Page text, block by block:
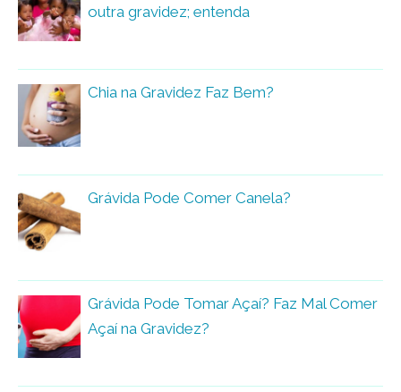
outra gravidez; entenda
Chia na Gravidez Faz Bem?
Grávida Pode Comer Canela?
Grávida Pode Tomar Açaí? Faz Mal Comer
Açaí na Gravidez?